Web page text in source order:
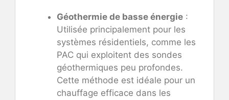
Géothermie de basse énergie :
Utilisée principalement pour les
systèmes résidentiels, comme les
PAC qui exploitent des sondes
géothermiques peu profondes.
Cette méthode est idéale pour un
chauffage efficace dans les